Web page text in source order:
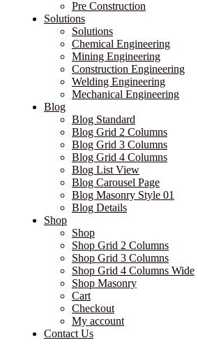
Pre Construction
Solutions
Solutions
Chemical Engineering
Mining Engineering
Construction Engineering
Welding Engineering
Mechanical Engineering
Blog
Blog Standard
Blog Grid 2 Columns
Blog Grid 3 Columns
Blog Grid 4 Columns
Blog List View
Blog Carousel Page
Blog Masonry Style 01
Blog Details
Shop
Shop
Shop Grid 2 Columns
Shop Grid 3 Columns
Shop Grid 4 Columns Wide
Shop Masonry
Cart
Checkout
My account
Contact Us